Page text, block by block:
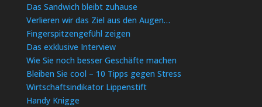
Das Sandwich bleibt zuhause
Verlieren wir das Ziel aus den Augen…
Fingerspitzengefühl zeigen
Das exklusive Interview
Wie Sie noch besser Geschäfte machen
Bleiben Sie cool – 10 Tipps gegen Stress
Wirtschaftsindikator Lippenstift
Handy Knigge